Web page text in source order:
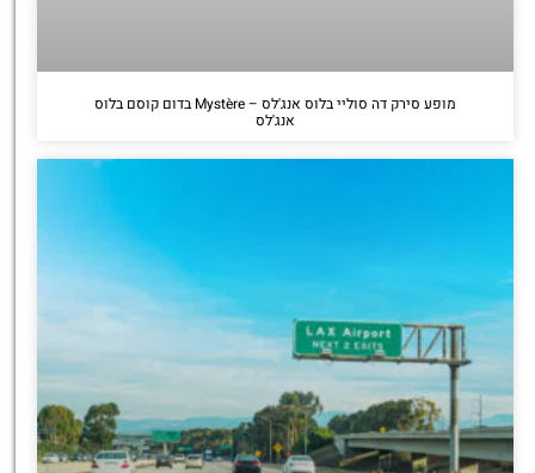
מופע סירק דה סוליי בלוס אנג'לס – Mystère בדום קוסם בלוס
אנג'לס